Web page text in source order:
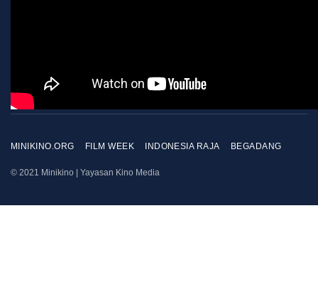
MINIKINO.ORG FILM WEEK INDONESIA RAJA BEGADANG
© 2021 Minikino | Yayasan Kino Media